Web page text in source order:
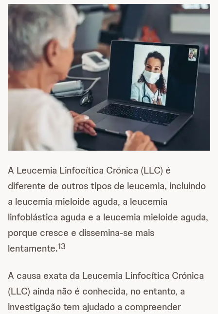
A Leucemia Linfocítica Crónica (LLC) é
diferente de outros tipos de leucemia, incluindo
a leucemia mieloide aguda, a leucemia
linfoblástica aguda e a leucemia mieloide aguda,
porque cresce e dissemina-se mais
lentamente.13
A causa exata da Leucemia Linfocítica Crónica
(LLC) ainda não é conhecida, no entanto, a
investigação tem ajudado a compreender